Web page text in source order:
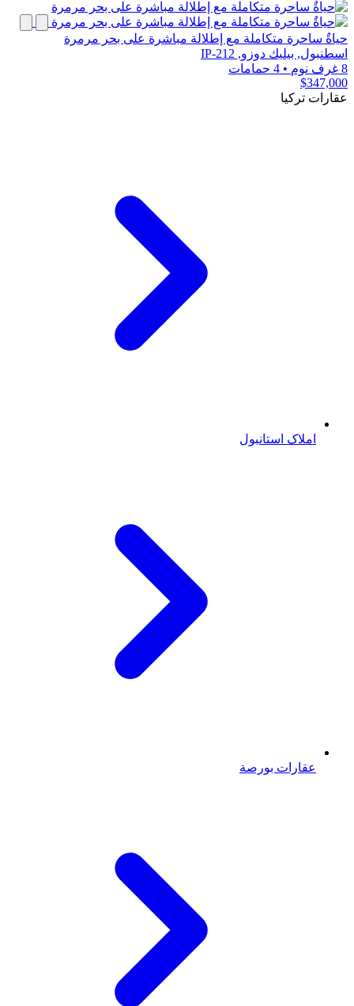
حياةٌ ساحرة متكاملة مع إطلالة مباشرة على بحر مرمرة
اسطنبول, بيليك دوزو, IP-212
8 غرف نوم
• 4 حمامات
$347,000
عقارات تركيا
املاک استانبول
عقارات بورصة